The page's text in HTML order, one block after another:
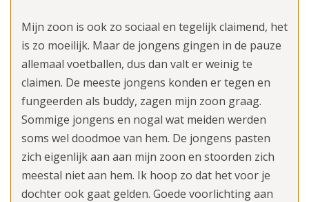
Mijn zoon is ook zo sociaal en tegelijk claimend, het
is zo moeilijk. Maar de jongens gingen in de pauze
allemaal voetballen, dus dan valt er weinig te
claimen. De meeste jongens konden er tegen en
fungeerden als buddy, zagen mijn zoon graag.
Sommige jongens en nogal wat meiden werden
soms wel doodmoe van hem. De jongens pasten
zich eigenlijk aan aan mijn zoon en stoorden zich
meestal niet aan hem. Ik hoop zo dat het voor je
dochter ook gaat gelden. Goede voorlichting aan